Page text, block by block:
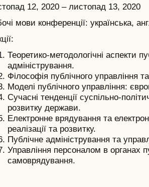
12, 2020 – листопад 13, 2020
мови конференції: українська,
Теоретико-методологічні аспекти
адміністрування.
Філософія публічного управління
Моделі публічного управління:
Сучасні тенденції суспільно-
розвитку держави.
Електронне врядування та
реалізації та розвитку.
Публічне адміністрування та
Управління персоналом в органах
самоврядування.